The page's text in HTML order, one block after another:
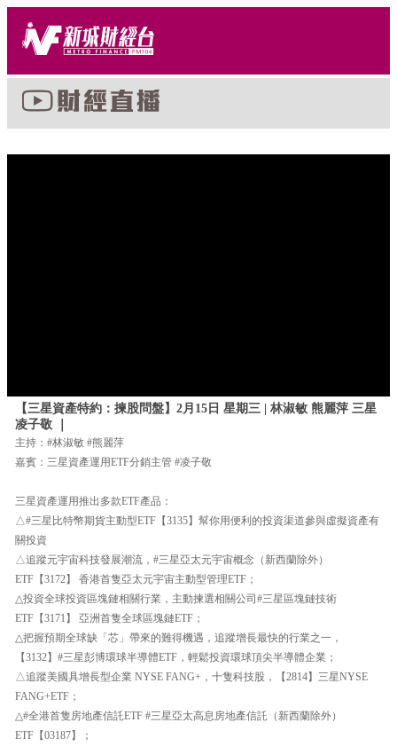
【三星資產特約：揀股問盤】2月15日 星期三 | 林淑敏 熊麗萍 三星
凌子敬 ｜
主持：#林淑敏 #熊麗萍
嘉賓：三星資產運用ETF分銷主管 #凌子敬
三星資產運用推出多款ETF產品：
△#三星比特幣期貨主動型ETF【3135】幫你用便利的投資渠道參與虛擬資產有
關投資
△追蹤元宇宙科技發展潮流，#三星亞太元宇宙概念（新西蘭除外）
ETF【3172】 香港首隻亞太元宇宙主動型管理ETF；
△投資全球投資區塊鏈相關行業，主動揀選相關公司#三星區塊鏈技術
ETF【3171】 亞洲首隻全球區塊鏈ETF；
△把握預期全球缺「芯」帶來的難得機遇，追蹤增長最快的行業之一，
【3132】#三星彭博環球半導體ETF，輕鬆投資環球頂尖半導體企業；
△追蹤美國具增長型企業 NYSE FANG+，十隻科技股，【2814】三星NYSE
FANG+ETF；
△#全港首隻房地產信託ETF #三星亞太高息房地產信託（新西蘭除外）
ETF【03187】；